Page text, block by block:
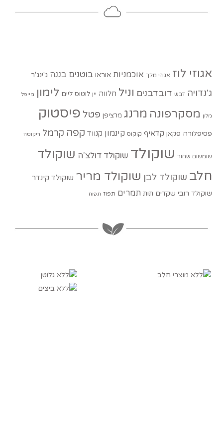
אגוזי לוז אגוזי מלך אוכמניות אוראו בוטנים בננה ג'ינג'ר
ג'נדויה דבש דובדבנים וניל חלווה יין לוטוס ליים לימון מייפל
מלון מסקרפונה מרנג מרציפן פטל פיסטוק
פסיפלורה פקאן קדאיף קוקוס קינמון קנווד קפה קרמל ריקוטה
שומשום שחור שוקולד שוקולד דולצ'ה שוקולד
חלב שוקולד לבן שוקולד מריר שוקולד קינדר
שוקולד רובי שקדים תות תמרים תפוז תפוח